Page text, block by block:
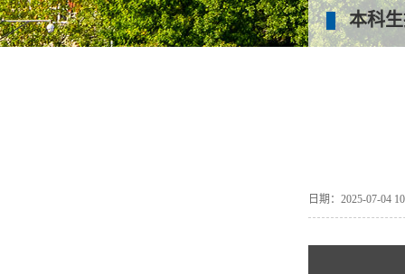
本科
日期：2025-07-04